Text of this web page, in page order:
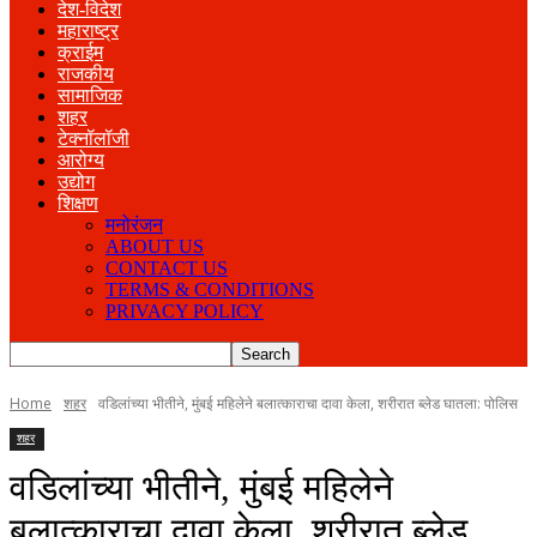
देश-विदेश
महाराष्ट्र
क्राईम
राजकीय
सामाजिक
शहर
टेक्नॉलॉजी
आरोग्य
उद्योग
शिक्षण
मनोरंजन
ABOUT US
CONTACT US
TERMS & CONDITIONS
PRIVACY POLICY
Home शहर वडिलांच्या भीतीने, मुंबई महिलेने बलात्काराचा दावा केला, शरीरात ब्लेड घातला: पोलिस
शहर
वडिलांच्या भीतीने, मुंबई महिलेने